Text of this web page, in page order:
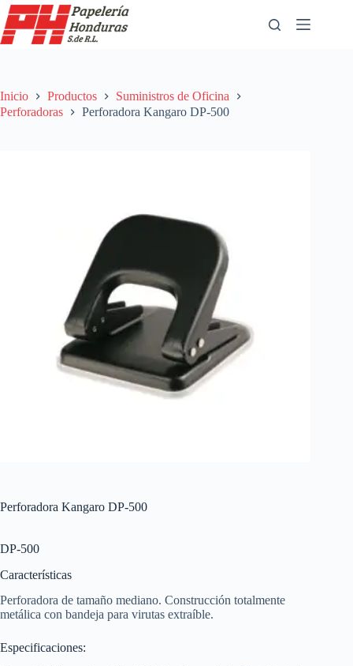
Saltar
al
contenido
Inicio Productos
Suministros de Oficina
Perforadoras
Perforadora Kangaro DP-500
Perforadora Kangaro DP-500
DP-500
Características
Perforadora de tamaño mediano. Construcción totalmente
metálica con bandeja para virutas extraíble.
Especificaciones: